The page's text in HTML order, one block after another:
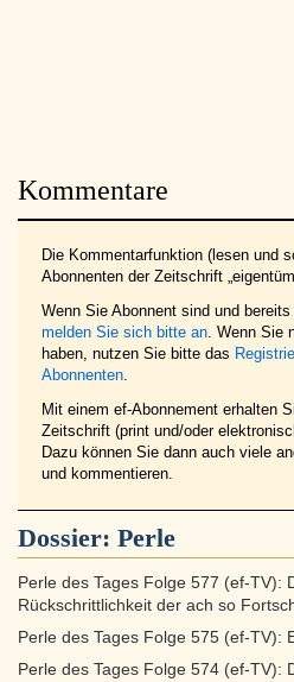
Kommentare
Die Kommentarfunktion (lesen und
Abonnenten der Zeitschrift
Wenn Sie Abonnent sind und
melden Sie sich bitte an. Wenn Sie
haben, nutzen Sie bitte das
Abonnenten.
Mit einem ef-Abonnement erhalten
Zeitschrift (print und/oder
Dazu können Sie dann auch viele
und kommentieren.
Dossier: Perle
Perle des Tages Folge 577 (ef-TV):
Rückschrittlichkeit der ach so
Perle des Tages Folge 575 (ef-TV):
Perle des Tages Folge 574 (ef-TV):